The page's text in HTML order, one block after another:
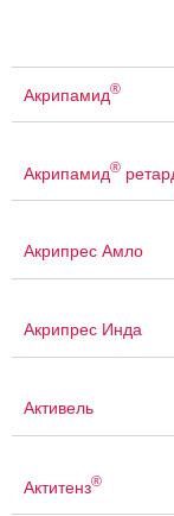
Акрипамид®
Акрипамид®
Акрипрес Амло
Акрипрес Инда
Активель
Актитенз®